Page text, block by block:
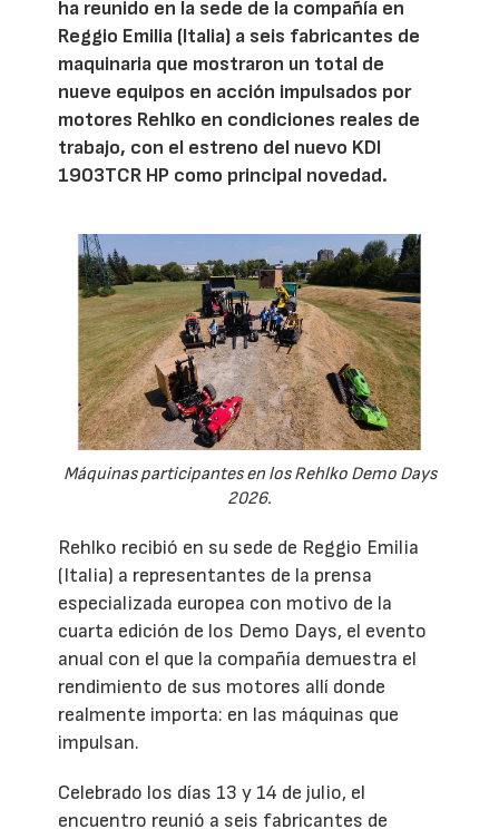
ha reunido en la sede de la compañía en
Reggio Emilia (Italia) a seis fabricantes de
maquinaria que mostraron un total de
nueve equipos en acción impulsados por
motores Rehlko en condiciones reales de
trabajo, con el estreno del nuevo KDI
1903TCR HP como principal novedad.
Máquinas participantes en los Rehlko Demo Days
2026.
Rehlko recibió en su sede de Reggio Emilia
(Italia) a representantes de la prensa
especializada europea con motivo de la
cuarta edición de los Demo Days, el evento
anual con el que la compañía demuestra el
rendimiento de sus motores allí donde
realmente importa: en las máquinas que
impulsan.
Celebrado los días 13 y 14 de julio, el
encuentro reunió a seis fabricantes de